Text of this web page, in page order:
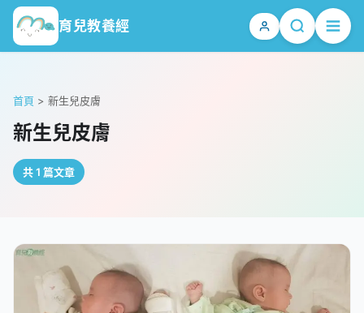
育兒教養經
首頁 > 新生兒皮膚
新生兒皮膚
共 1 篇文章